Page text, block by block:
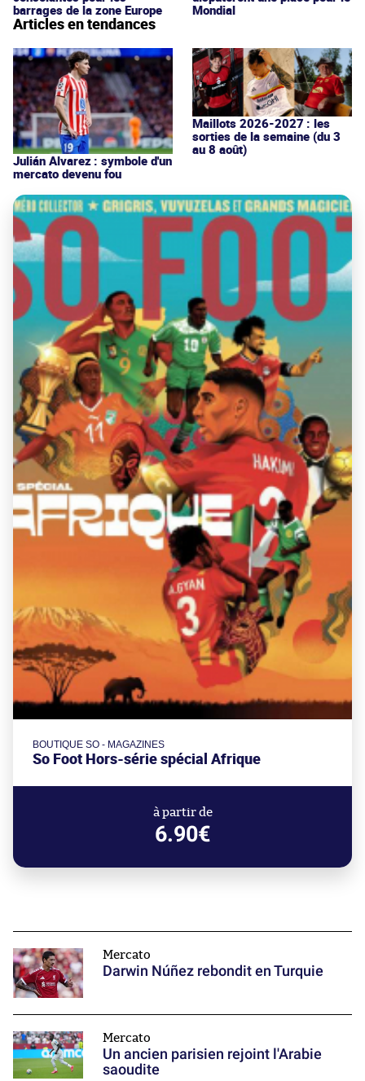
barrages de la zone Europe
Mondial
Articles en tendances
Julián Alvarez : symbole d'un
mercato devenu fou
Maillots 2026-2027 : les
sorties de la semaine (du 3
au 8 août)
BOUTIQUE SO - MAGAZINES
So Foot Hors-série spécial Afrique
à partir de
6.90€
Mercato
Darwin Núñez rebondit en Turquie
Mercato
Un ancien parisien rejoint l'Arabie
saoudite